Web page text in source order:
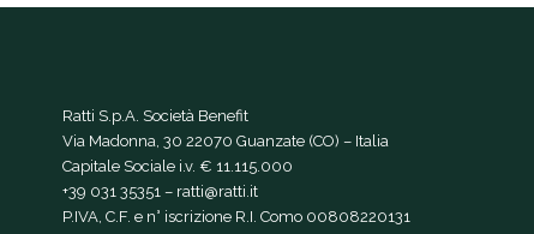
Ratti S.p.A. Società Benefit
Via Madonna, 30 22070 Guanzate (CO) – Italia
Capitale Sociale i.v. € 11.115.000
+39 031 35351 – ratti@ratti.it
P.IVA, C.F. e n° iscrizione R.I. Como 00808220131